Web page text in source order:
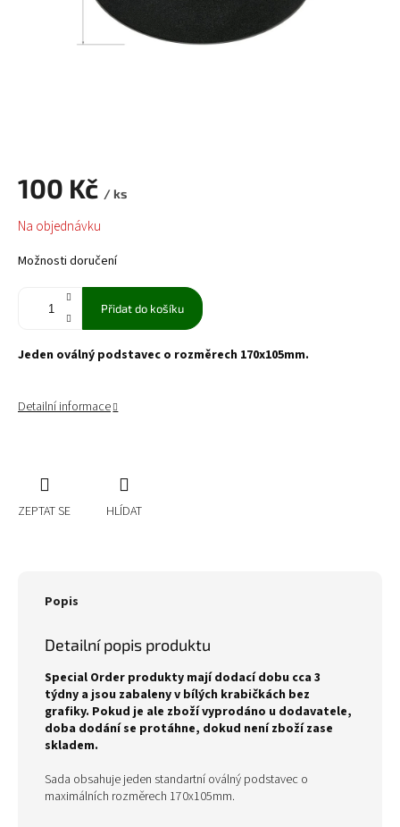
100 Kč / ks
Měrná
cena:
Na objednávku
Možnosti doručení
Přidat do košíku
Jeden oválný podstavec o rozměrech 170x105mm.
Detailní informace
ZEPTAT SE HLÍDAT
Popis
Detailní popis produktu
Special Order produkty mají dodací dobu cca 3
týdny a jsou zabaleny v bílých krabičkách bez
grafiky. Pokud je ale zboží vyprodáno u dodavatele,
doba dodání se protáhne, dokud není zboží zase
skladem.
Sada obsahuje jeden standartní oválný podstavec o
maximálních rozměrech 170x105mm.